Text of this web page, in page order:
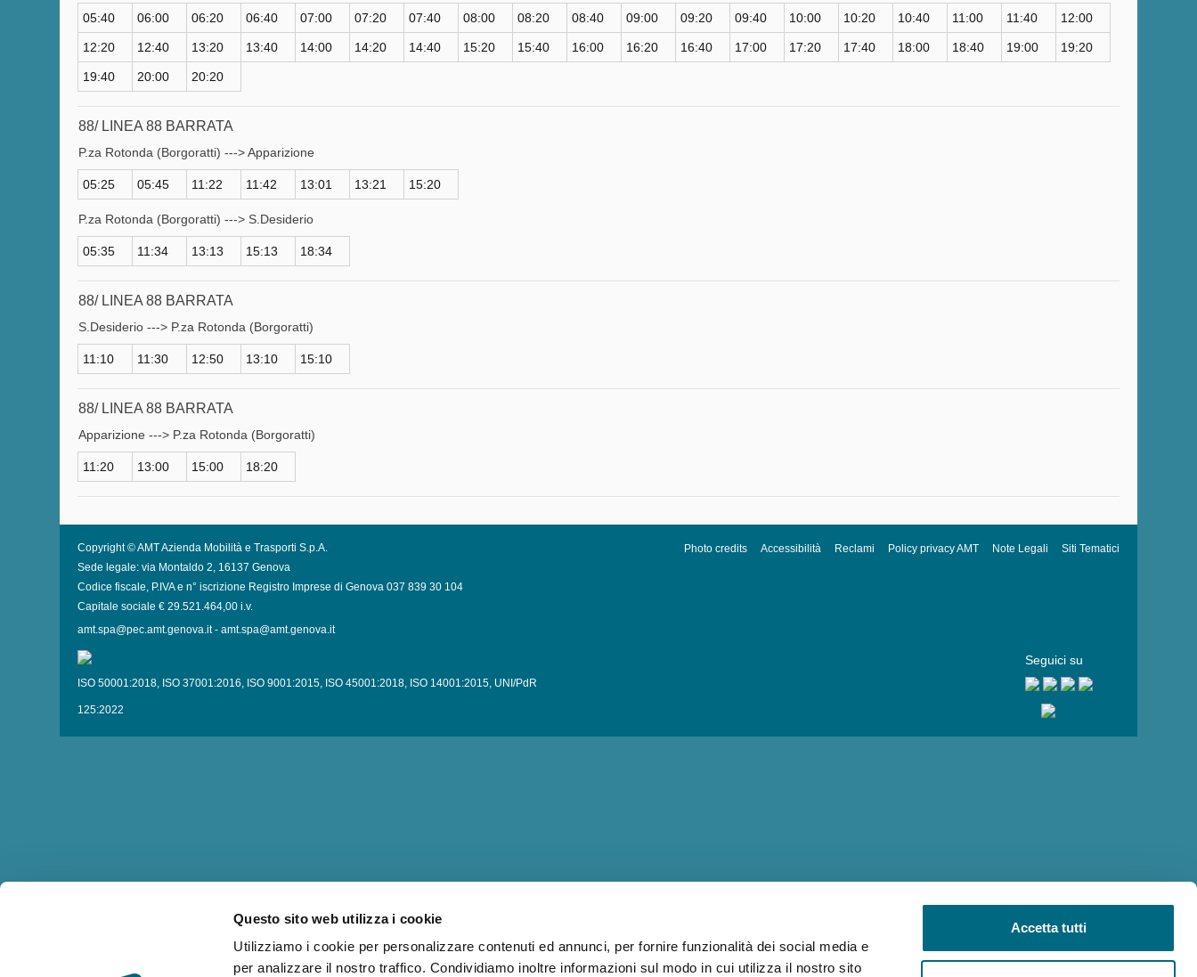
Questo sito web utilizza i cookie
Utilizziamo i cookie per personalizzare contenuti ed annunci, per fornire funzionalità dei social media e
per analizzare il nostro traffico. Condividiamo inoltre informazioni sul modo in cui utilizza il nostro sito
Accetta tutti
05:40 06:00 06:20 06:40 07:00 07:20 07:40 08:00 08:20 08:40 09:00 09:20 09:40 10:00 10:20 10:40 11:00 11:40 12:00
12:20 12:40 13:20 13:40 14:00 14:20 14:40 15:20 15:40 16:00 16:20 16:40 17:00 17:20 17:40 18:00 18:40 19:00 19:20
19:40 20:00 20:20
88/ LINEA 88 BARRATA
P.za Rotonda (Borgoratti) ---> Apparizione
05:25 05:45 11:22 11:42 13:01 13:21 15:20
P.za Rotonda (Borgoratti) ---> S.Desiderio
05:35 11:34 13:13 15:13 18:34
88/ LINEA 88 BARRATA
S.Desiderio ---> P.za Rotonda (Borgoratti)
11:10 11:30 12:50 13:10 15:10
88/ LINEA 88 BARRATA
Apparizione ---> P.za Rotonda (Borgoratti)
11:20 13:00 15:00 18:20
Copyright © AMT Azienda Mobilità e Trasporti S.p.A.
Sede legale: via Montaldo 2, 16137 Genova
Codice fiscale, P.IVA e n° iscrizione Registro Imprese di Genova 037 839 30 104
Capitale sociale € 29.521.464,00 i.v.
amt.spa@pec.amt.genova.it- amt.spa@amt.genova.it
ISO 50001:2018, ISO 37001:2016, ISO 9001:2015, ISO 45001:2018, ISO 14001:2015, UNI/PdR
125:2022
Seguici su
Photo credits Accessibilità Reclami Policy privacy AMT Note Legali Siti Tematici